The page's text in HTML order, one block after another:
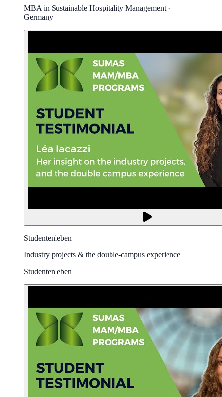
MBA in Sustainable Hospitality Management ·
Germany
Studentenleben
Industry projects & the double-campus experience
Studentenleben